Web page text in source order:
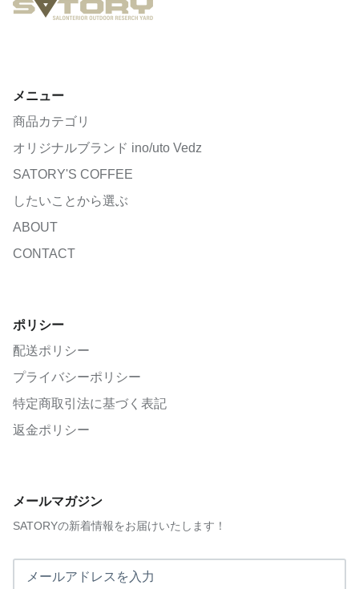
メニュー
商品カテゴリ
オリジナルブランド ino/uto Vedz
SATORY'S COFFEE
したいことから選ぶ
ABOUT
CONTACT
ポリシー
配送ポリシー
プライバシーポリシー
特定商取引法に基づく表記
返金ポリシー
メールマガジン
SATORYの新着情報をお届けいたします！